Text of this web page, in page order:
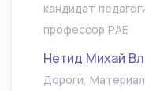
кандидат
профессор РАЕ
Нетид Михай
Дороги,